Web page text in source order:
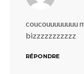
coucouuuuuuuu
bizzzzzzzzzzz
RÉPONDRE